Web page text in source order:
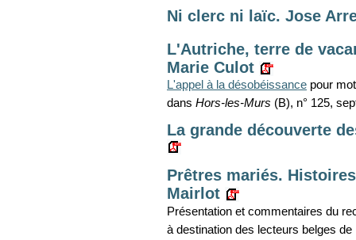
Ni clerc ni laïc. Jose
L'Autriche, terre de
Marie Culot
L'appel à la désobéissance pour
dans Hors-les-Murs (B), n° 125,
La grande découverte
Prêtres mariés.
Mairlot
Présentation et commentaires du
à destination des lecteurs belges de